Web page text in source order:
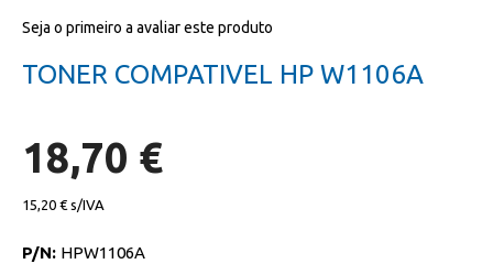
o
imagens
para
início
de
imagens
Seja o primeiro a avaliar este produto
TONER COMPATIVEL HP W1106A
18,70 €
15,20 €
P/N: HPW1106A